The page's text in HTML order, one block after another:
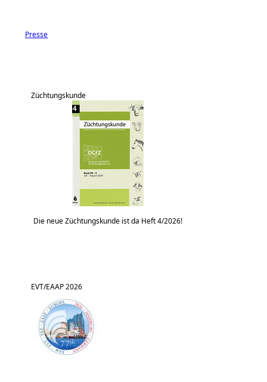
Presse
Züchtungskunde
Die neue Züchtungskunde ist da Heft 4/2026!
EVT/EAAP 2026